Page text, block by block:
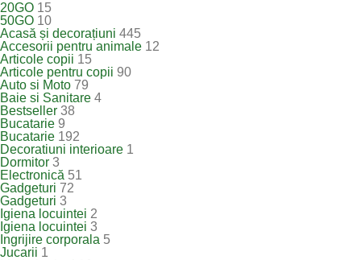
20GO 15
50GO 10
Acasă și decorațiuni 445
Accesorii pentru animale 12
Articole copii 15
Articole pentru copii 90
Auto si Moto 79
Baie si Sanitare 4
Bestseller 38
Bucatarie 9
Bucatarie 192
Decoratiuni interioare 1
Dormitor 3
Electronică 51
Gadgeturi 72
Gadgeturi 3
Igiena locuintei 2
Igiena locuintei 3
Ingrijire corporala 5
Jucarii 1